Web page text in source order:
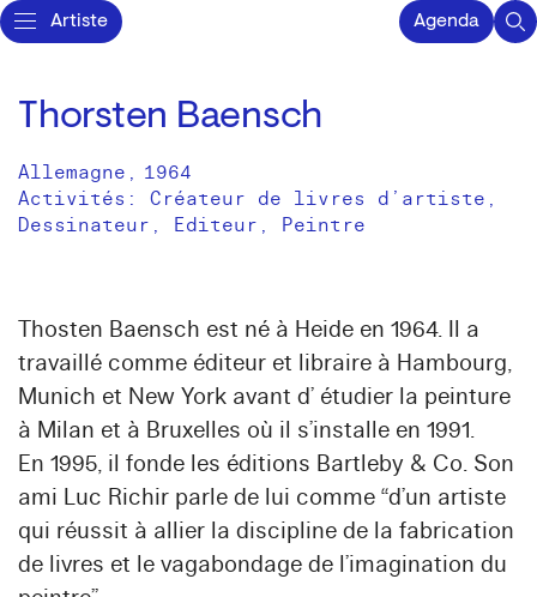
Artiste Agenda
Thorsten Baensch
Allemagne , 1964
Activités: Créateur de livres d’artiste
Dessinateur
Editeur Peintre
Thosten Baensch est né à Heide en 1964. Il a
travaillé comme éditeur et libraire à Hambourg,
Munich et New York avant d’ étudier la peinture
à Milan et à Bruxelles où il s’installe en 1991.
En 1995, il fonde les éditions Bartleby & Co. Son
ami Luc Richir parle de lui comme “d’un artiste
qui réussit à allier la discipline de la fabrication
de livres et le vagabondage de l’imagination du